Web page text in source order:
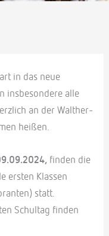
in das neue
insbesondere alle
an der Walther-
heißen.
finden die
ersten Klassen
statt.
Schultag finden